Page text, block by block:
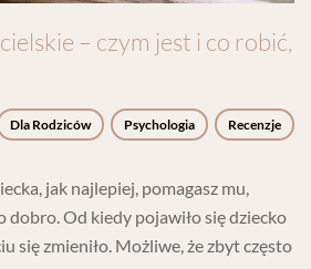
– czym jest i co robić,
Dla Rodziców Psychologia Recenzje
jak najlepiej, pomagasz mu,
dobro. Od kiedy pojawiło się dziecko
się zmieniło. Możliwe, że zbyt często